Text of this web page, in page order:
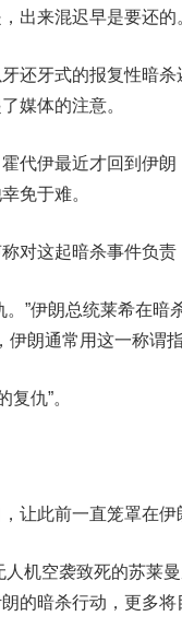
来混迟早是要还的
牙式的报复性暗杀
媒体的注意。
代伊最近才回到伊朗
免于难。
这起暗杀事件负责
”伊朗总统莱希在暗
伊朗通常用这一称谓
复仇”。
此前一直笼罩在伊
人机空袭致死的苏莱
的暗杀行动，更多